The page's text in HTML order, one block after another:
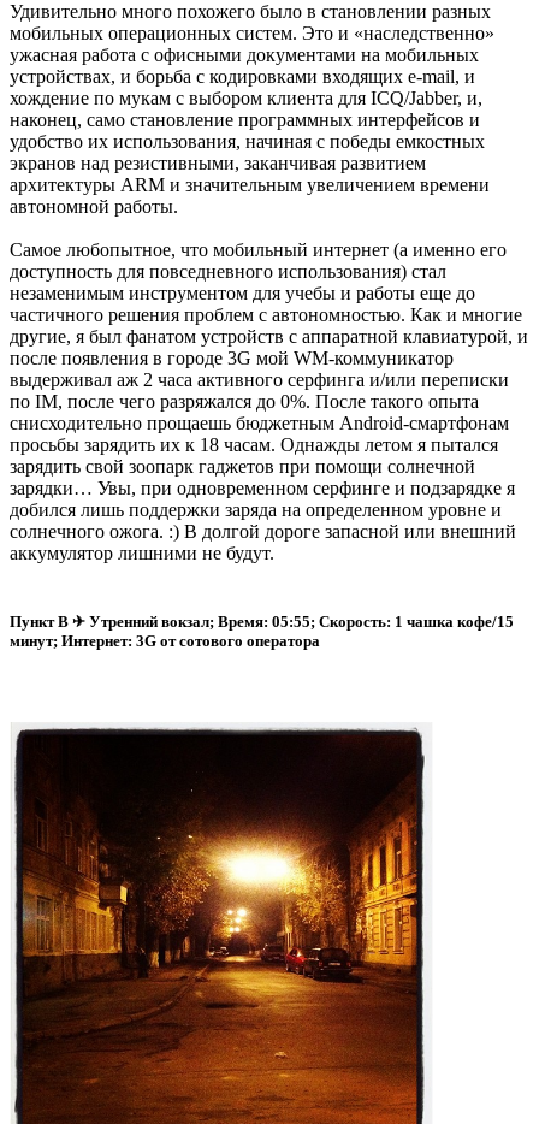
Удивительно много похожего было в становлении разных
мобильных операционных систем. Это и «наследственно»
ужасная работа с офисными документами на мобильных
устройствах, и борьба с кодировками входящих e-mail, и
хождение по мукам с выбором клиента для ICQ/Jabber, и,
наконец, само становление программных интерфейсов и
удобство их использования, начиная с победы емкостных
экранов над резистивными, заканчивая развитием
архитектуры ARM и значительным увеличением времени
автономной работы.
Самое любопытное, что мобильный интернет (а именно его
доступность для повседневного использования) стал
незаменимым инструментом для учебы и работы еще до
частичного решения проблем с автономностью. Как и многие
другие, я был фанатом устройств с аппаратной клавиатурой, и
после появления в городе 3G мой WM-коммуникатор
выдерживал аж 2 часа активного серфинга и/или переписки
по IM, после чего разряжался до 0%. После такого опыта
снисходительно прощаешь бюджетным Android-смартфонам
просьбы зарядить их к 18 часам. Однажды летом я пытался
зарядить свой зоопарк гаджетов при помощи солнечной
зарядки… Увы, при одновременном серфинге и подзарядке я
добился лишь поддержки заряда на определенном уровне и
солнечного ожога. :) В долгой дороге запасной или внешний
аккумулятор лишними не будут.
Пункт B ✈ Утренний вокзал; Время: 05:55; Скорость: 1 чашка кофе/15
минут; Интернет: 3G от сотового оператора